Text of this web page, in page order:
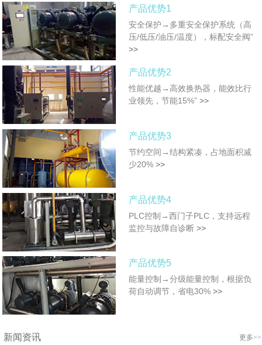
产品优势1
安全保护→多重安全保护系统（高
压/低压/油压/温度），标配安全阀”
>>
产品优势2
性能优越→高效换热器，能效比行
业领先，节能15%” >>
产品优势3
节约空间→结构紧凑，占地面积减
少20% >>
产品优势4
PLC控制→西门子PLC，支持远程
监控与故障自诊断 >>
产品优势5
能量控制→分级能量控制，根据负
荷自动调节，省电30% >>
新闻资讯 更多>>